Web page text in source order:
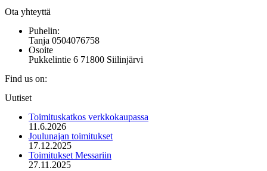
Ota yhteyttä
Puhelin:
Tanja 0504076758
Osoite
Pukkelintie 6 71800 Siilinjärvi
Find us on:
Mail
opens
new
window
Uutiset
Toimituskatkos verkkokaupassa
11.6.2026
Joulunajan toimitukset
17.12.2025
Toimitukset Messariin
27.11.2025